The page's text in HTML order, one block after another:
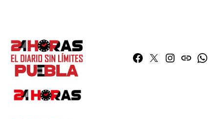
Facebook
TwitterInstagram
issuu